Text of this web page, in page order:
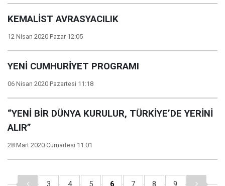
KEMALİST AVRASYACILIK
12 Nisan 2020 Pazar 12:05
YENİ CUMHURİYET PROGRAMI
06 Nisan 2020 Pazartesi 11:18
“YENİ BİR DÜNYA KURULUR, TÜRKİYE’DE YERİNİ
ALIR”
28 Mart 2020 Cumartesi 11:01
3 4 5 6 7 8 9